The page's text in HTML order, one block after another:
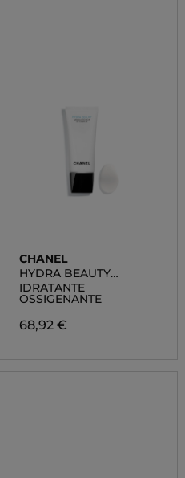
CHANEL
HYDRA BEAUTY
MASQUE DE NUIT AU
CAMÉLIA
IDRATANTE
OSSIGENANTE
68,92 €